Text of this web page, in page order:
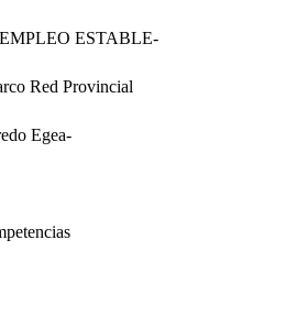
ESTABLE-
Red Provincial
Egea-